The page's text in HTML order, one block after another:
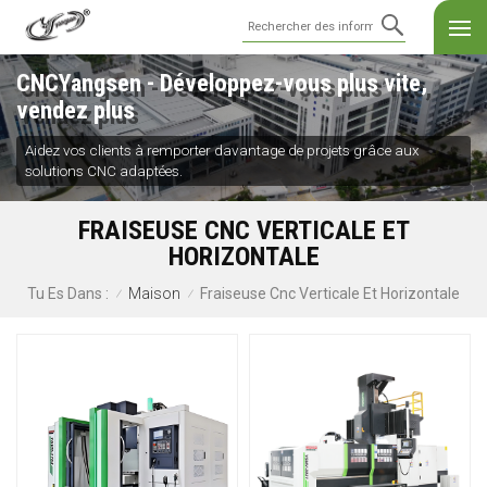
CNCYangsen - Développez-vous plus vite,
vendez plus
Aidez vos clients à remporter davantage de projets grâce aux
solutions CNC adaptées.
FRAISEUSE CNC VERTICALE ET
HORIZONTALE
Tu Es Dans : / Maison / Fraiseuse Cnc Verticale Et Horizontale